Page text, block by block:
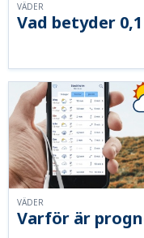
Vad betyder
VÄDER
Varför är
VÄDER